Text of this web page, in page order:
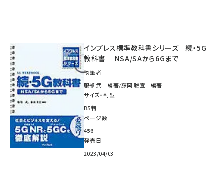
インプレス標準教科書シリーズ 続・5G
教科書 NSA/SAから6Gまで
執筆者
服部 武 編著/藤岡 雅宣 編著
サイズ・判型
B5判
ページ数
456
発売日
2023/04/03